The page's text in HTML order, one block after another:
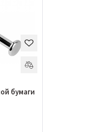
бумаги